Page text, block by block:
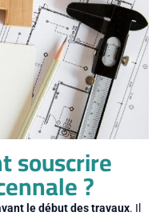
souscrire
?
le début des travaux. Il